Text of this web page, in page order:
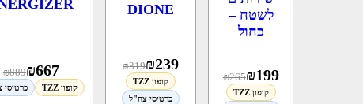
לשטח –
כחול
₪199
₪265
קופון TZZ
DIONE
₪239
₪319
קופון TZZ
כרטיסי צה"ל
₪667
₪889
קופון TZZ כרטיסי